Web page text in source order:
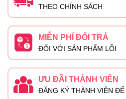
THEO CHÍNH SÁCH
MIỄN PHÍ ĐỔI TRẢ
ĐỐI VỚI SẢN PHẨM LỖI
ƯU ĐÃI THÀNH VIÊN
ĐĂNG KÝ THÀNH VIÊN